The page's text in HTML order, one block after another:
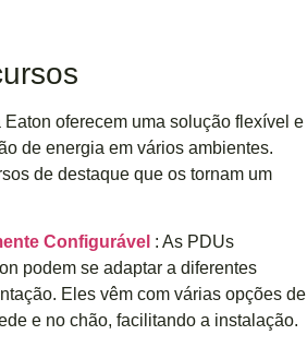
oferecem uma solução flexível e
de energia em vários ambientes.
de destaque que os tornam um
Configurável : As PDUs
podem se adaptar a diferentes
Eles vêm com várias opções de
e no chão, facilitando a instalação.